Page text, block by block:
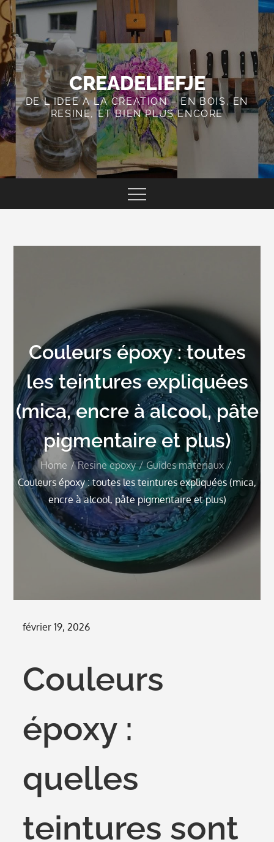
Skip
to
content
CREADELIEFJE
DE L IDEE A LA CREATION – EN BOIS, EN
RESINE, ET BIEN PLUS ENCORE
Couleurs époxy : toutes
les teintures expliquées
(mica, encre à alcool, pâte
pigmentaire et plus)
Home Resine epoxy
Guides materiaux
Couleurs époxy : toutes les teintures expliquées (mica,
encre à alcool, pâte pigmentaire et plus)
Posted
février 19, 2026
Couleurs
époxy :
quelles
teintures sont